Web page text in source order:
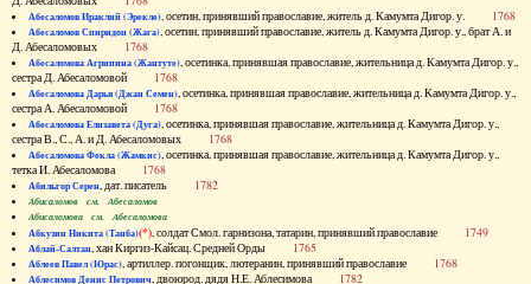
Абесаломов Ираклий (Эрекле), осетин, принявший православие, житель д. Камумта Дигор. у. 1768
Абесаломов Спиридон (Жага), осетин, принявший православие, житель д. Камумта Дигор. у., брат А. и
Д. Абесаломовых 1768
Абесаломова Агрипина (Жантуте), осетинка, принявшая православие, жительница д. Камумта Дигор. у.,
сестра Д. Абесаломовой 1768
Абесаломова Дарья (Джан Семен), осетинка, принявшая православие, жительница д. Камумта Дигор. у.,
сестра А. Абесаломовой 1768
Абесаломова Елизавета (Дуга), осетинка, принявшая православие, жительница д. Камумта Дигор. у.,
сестра В., С., А. и Д. Абесаломовых 1768
Абесаломова Фекла (Жамкис), осетинка, принявшая православие, жительница д. Камумта Дигор. у.,
тетка И. Абесаломова 1768
Абильгор Серен, дат. писатель 1782
Абисаломов см. Абесаломов
Абисаломова см. Абесаломова
Абкузин Никита (Танба)(*), солдат Смол. гарнизона, татарин, принявший православие 1749
Аблай-Салтан, хан Киргиз-Кайсац. Средней Орды 1765
Аблеев Павел (Юрас), артиллер. погонщик, лютеранин, принявший православие 1768
Аблесимов Денис Петрович, двоюрод. дядя Н.Е. Аблесимова 1782